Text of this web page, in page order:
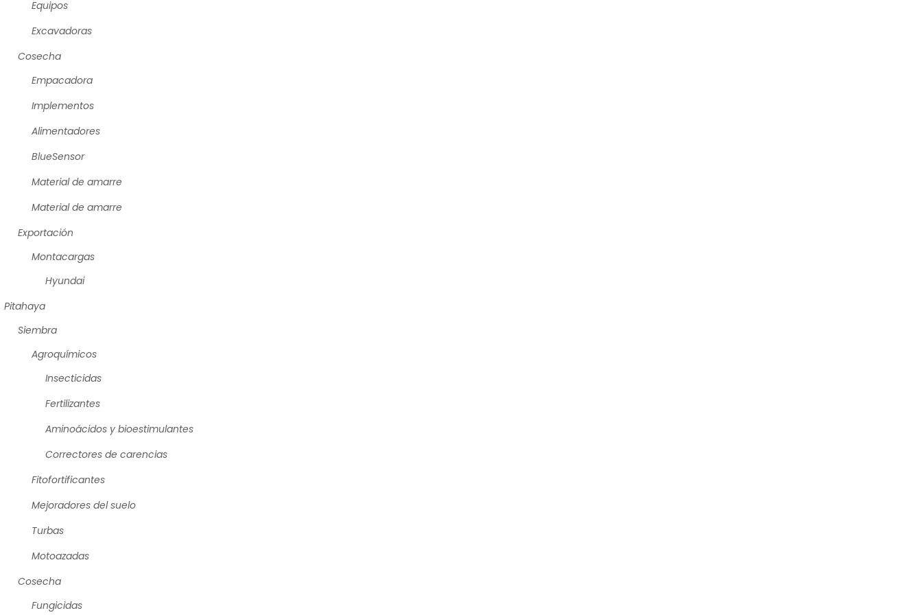
Equipos
Excavadoras
Cosecha
Empacadora
Implementos
Alimentadores
BlueSensor
Material de amarre
Material de amarre
Exportación
Montacargas
Hyundai
Pitahaya
Siembra
Agroquímicos
Insecticidas
Fertilizantes
Aminoácidos y bioestimulantes
Correctores de carencias
Fitofortificantes
Mejoradores del suelo
Turbas
Motoazadas
Cosecha
Fungicidas